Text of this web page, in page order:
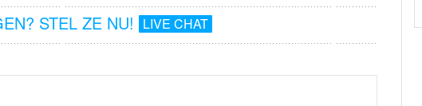
STEL ZE NU! LIVE CHAT